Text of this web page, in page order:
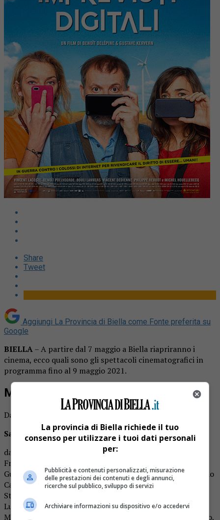
Share
Tweet
Aggiungi La Provincia di Biella come Fonte preferita su
Google
BIELLA– A partire dal 7 maggio a Biella riapriranno i
cinema, ecco quali sono gli spettacoli cinematografici in
programma fino al 9 maggio 2021.
Multisala Mazzini
Da Lunedì a Giovedì : RIPOSO
Sala 1
da venerdì a domenica: ”IMPREVISTI DIGITALI” 2021,
Francia Belgio (110’) (Commedia) di Benoît Delépine,
Gustave Kervern con Paolo Conte, Roberto Benigni, Vinicio
Capossela, Caterina Caselli, Francesco De Gregori,
Stefano Bollani, Giorgio Conte, Pupi Avati, Luisa Ranieri,
Luca Zingaretti, Renzo Arbore, Paolo Jannacci, Vincenzo
Mollica, Isabella Rossellini, Guido Harari, Cristiano Godano,
La provincia di Biella richiede il tuo
consenso per utilizzare i tuoi dati personali
per:
Pubblicità e contenuti personalizzati, misurazione
delle prestazioni dei contenuti e degli annunci,
ricerche sul pubblico, sviluppo di servizi
Archiviare informazioni su dispositivo e/o accedervi